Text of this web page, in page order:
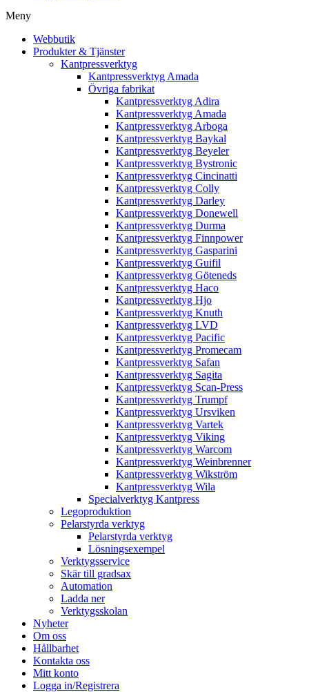
Meny
Webbutik
Produkter & Tjänster
Kantpressverktyg
Kantpressverktyg Amada
Övriga fabrikat
Kantpressverktyg Adira
Kantpressverktyg Amada
Kantpressverktyg Arboga
Kantpressverktyg Baykal
Kantpressverktyg Beyeler
Kantpressverktyg Bystronic
Kantpressverktyg Cincinatti
Kantpressverktyg Colly
Kantpressverktyg Darley
Kantpressverktyg Donewell
Kantpressverktyg Durma
Kantpressverktyg Finnpower
Kantpressverktyg Gasparini
Kantpressverktyg Guifil
Kantpressverktyg Göteneds
Kantpressverktyg Haco
Kantpressverktyg Hjo
Kantpressverktyg Knuth
Kantpressverktyg LVD
Kantpressverktyg Pacific
Kantpressverktyg Promecam
Kantpressverktyg Safan
Kantpressverktyg Sagita
Kantpressverktyg Scan-Press
Kantpressverktyg Trumpf
Kantpressverktyg Ursviken
Kantpressverktyg Vartek
Kantpressverktyg Viking
Kantpressverktyg Warcom
Kantpressverktyg Weinbrenner
Kantpressverktyg Wikström
Kantpressverktyg Wila
Specialverktyg Kantpress
Legoproduktion
Pelarstyrda verktyg
Pelarstyrda verktyg
Lösningsexempel
Verktygsservice
Skär till gradsax
Automation
Ladda ner
Verktygsskolan
Nyheter
Om oss
Hållbarhet
Kontakta oss
Mitt konto
Logga in/Registrera